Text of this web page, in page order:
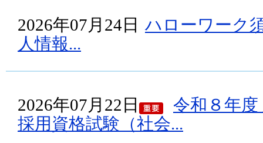
2026年07月24日 ハローワーク
人情報...
2026年07月22日
令和８年
採用資格試験（社会...